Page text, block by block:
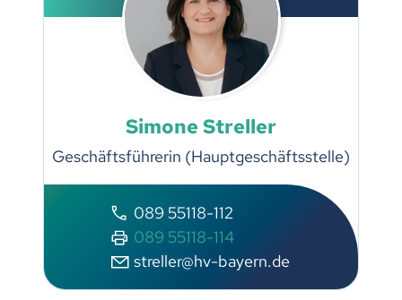
Simone Streller
Geschäftsführerin (Hauptgeschäftsstelle)
089 55118-112
089 55118-114
streller@hv-bayern.de